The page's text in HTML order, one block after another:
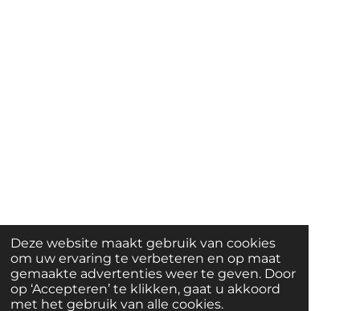
Deze website maakt gebruik van cookies
om uw ervaring te verbeteren en op maat
gemaakte advertenties weer te geven. Door
op ‘Accepteren’ te klikken, gaat u akkoord
met het gebruik van alle cookies.